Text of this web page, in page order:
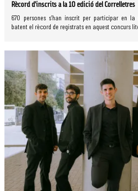
Rècord d’inscrits a la 10 edició del Correlletres
670 persones s’han inscrit per participar en
batent el rècord de registrats en aquest concurs